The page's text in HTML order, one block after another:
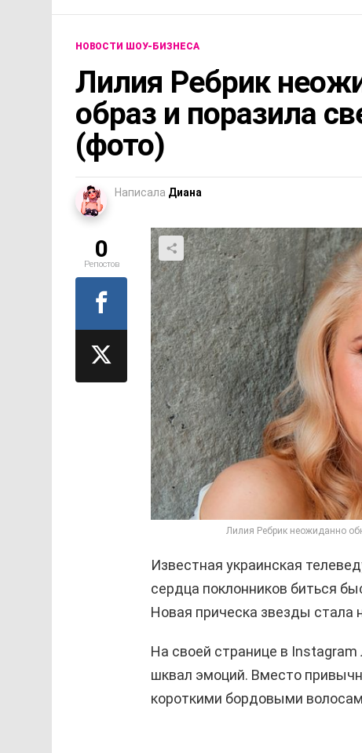
НОВОСТИ ШОУ-БИЗНЕСА
Лилия Ребрик
образ и поразила
(фото)
Написала Диана
Лилия Ребрик неожиданно
Известная украинская
сердца поклонников биться
Новая прическа звезды стала
На своей странице в
шквал эмоций. Вместо
короткими бордовыми
0
Репостов